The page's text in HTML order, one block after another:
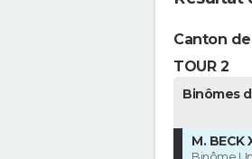
Canton
TOUR 2
Binômes
M. BECK